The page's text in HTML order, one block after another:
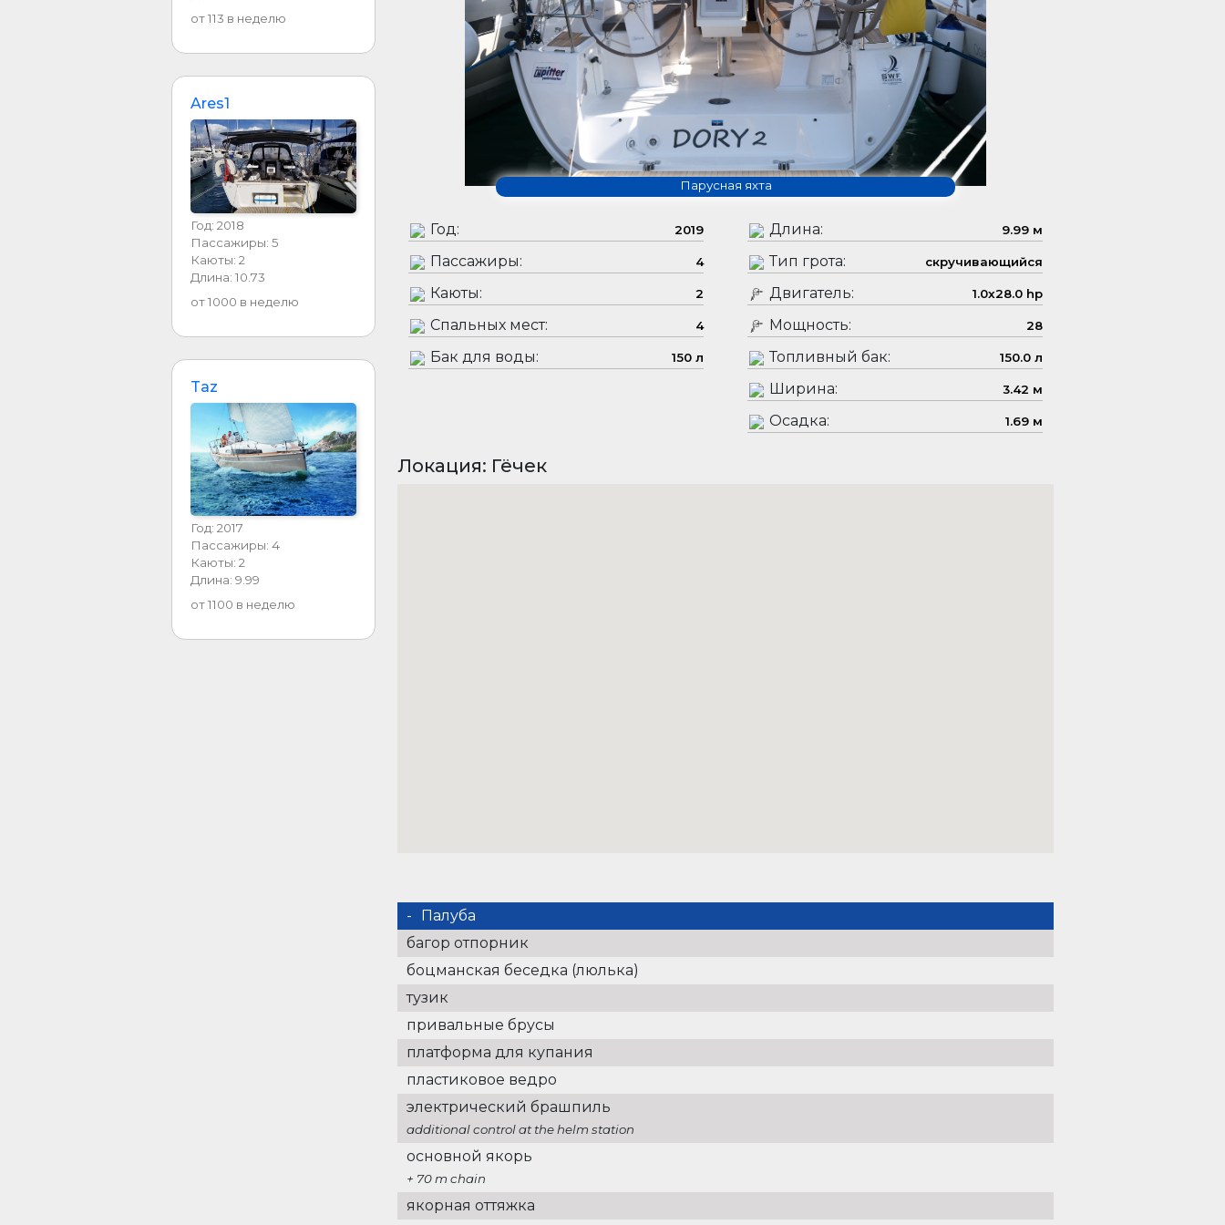
от 113 в неделю
Ares1
Год: 2018
Пассажиры: 5
Каюты: 2
Длина: 10.73
от 1000 в неделю
Taz
Год: 2017
Пассажиры: 4
Каюты: 2
Длина: 9.99
от 1100 в неделю
Парусная яхта
Год: 2019
Пассажиры: 4
Каюты: 2
Спальных мест: 4
Бак для воды: 150 л
Длина: 9.99 м
Тип грота: скручивающийся
Двигатель: 1.0x28.0 hp
Мощность: 28
Топливный бак: 150.0 л
Ширина: 3.42 м
Осадка: 1.69 м
Локация: Гёчек
Палуба
багор отпорник
боцманская беседка (люлька)
тузик
привальные брусы
платформа для купания
пластиковое ведро
электрический брашпиль
additional control at the helm station
основной якорь
+ 70 m chain
якорная оттяжка